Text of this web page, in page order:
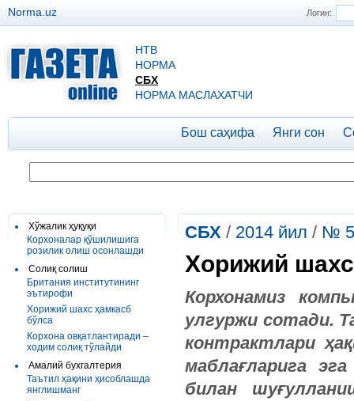
Логин:
Norma.uz
НТВ
НОРМА
СБХ
НОРМА МАСЛАХАТЧИ
Бош саҳифа Янги сон
Хўжалик ҳуқуқи
Корхоналар қўшилишига
розилик олиш осонлашди
Солиқ солиш
Британия институтининг
эътирофи
Хорижий шахс ҳамкасб
бўлса
Корхона овқатлантиради –
ходим солиқ тўлайди
Амалий бухгалтерия
Таътил ҳақини ҳисоблашда
янглишманг
СБХ / 2014 йил / № 5
Хорижий
Корхонамиз
улгуржи сотади.
контрактлари
маблағларига
билан